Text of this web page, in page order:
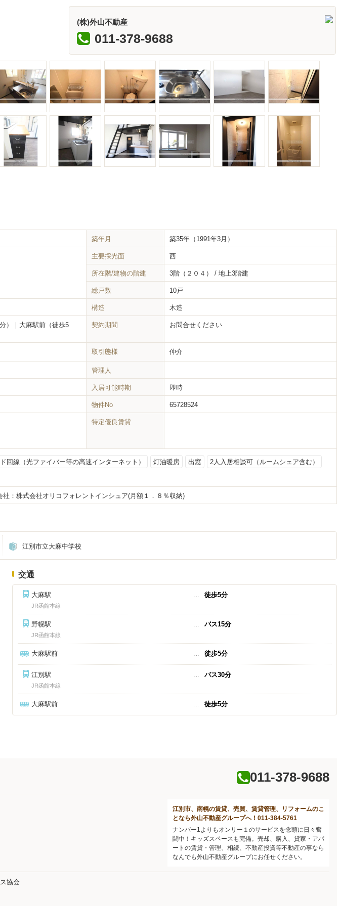
(株)外山不動産
011-378-9688
築年月 築35年 （1991年3月）
主要採光面 西
所在階/建物の階建 3階（２０４） / 地上3階建
総戸数 10戸
構造 木造
）｜大麻駅前（徒歩5
契約期間 お問合せください
取引態様 仲介
管理人
入居可能時期 即時
物件No 65728524
特定優良賃貸
回線（光ファイバー等の高速インターネット） 灯油暖房 出窓
2人入居相談可（ルームシェア含む）
：株式会社オリコフォレントインシュア(月額１．８％収納)
江別市立大麻中学校
交通
大麻駅
JR函館本線
徒歩5分
野幌駅
JR函館本線
バス15分
大麻駅前 徒歩5分
江別駅
JR函館本線
バス30分
大麻駅前 徒歩5分
011-378-9688
江別市、南幌の賃貸、売買、賃貸管理、リフォームのこ
となら外山不動産グループへ！011-384-5761
ナンバー1よりもオンリー１のサービスを念頭に日々奮
闘中！キッズスペースも完備。売却、購入、貸家・アパ
ートの賃貸・管理、相続、不動産投資等不動産の事なら
なんでも外山不動産グループにお任せください。
協会